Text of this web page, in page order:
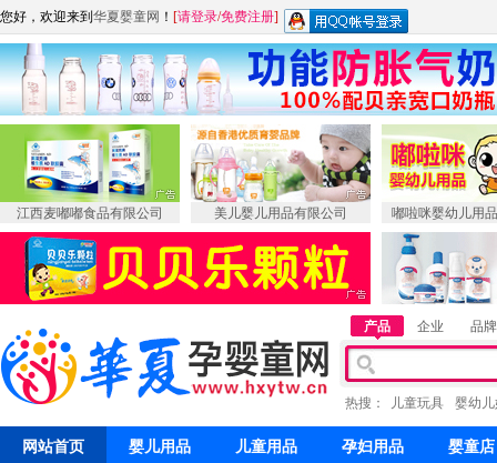
您好，欢迎来到 华夏婴童网 ！ [请登录/免费注册]
江西麦嘟嘟食品有限公司 美儿婴儿用品有限公司 嘟啦咪婴幼儿用
产品 企业 品牌
热搜： 儿童玩具 婴幼
网站首页 婴儿用品 儿童用品 孕妇用品 婴童店